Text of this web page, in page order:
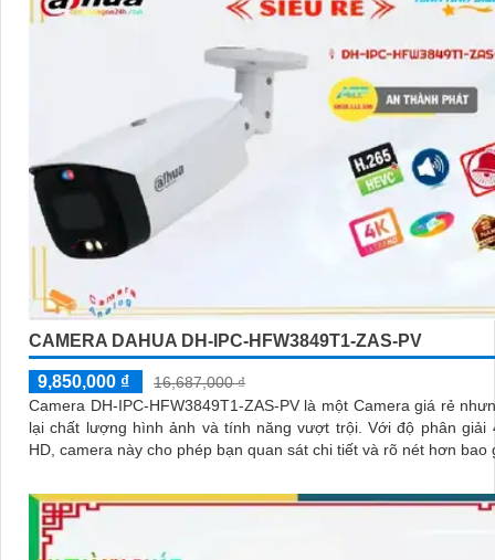
CAMERA DAHUA DH-IPC-HFW3849T1-ZAS-PV
9,850,000 ₫
16,687,000 ₫
Camera DH-IPC-HFW3849T1-ZAS-PV là một Camera giá rẻ
lại chất lượng hình ảnh và tính năng vượt trội. Với độ phân giải 4K Ultra
HD, camera này cho phép bạn quan sát chi tiết và rõ nét hơn bao